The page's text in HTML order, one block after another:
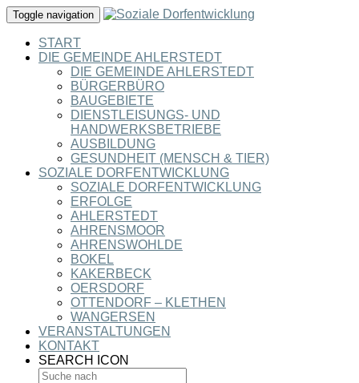
Toggle navigation
START
DIE GEMEINDE AHLERSTEDT
DIE GEMEINDE AHLERSTEDT
BÜRGERBÜRO
BAUGEBIETE
DIENSTLEISUNGS- UND
HANDWERKSBETRIEBE
AUSBILDUNG
GESUNDHEIT (MENSCH & TIER)
SOZIALE DORFENTWICKLUNG
SOZIALE DORFENTWICKLUNG
ERFOLGE
AHLERSTEDT
AHRENSMOOR
AHRENSWOHLDE
BOKEL
KAKERBECK
OERSDORF
OTTENDORF – KLETHEN
WANGERSEN
VERANSTALTUNGEN
KONTAKT
SEARCH ICON